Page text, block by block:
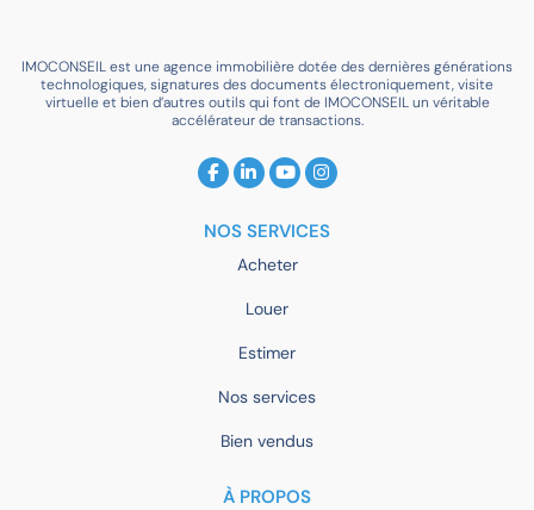
IMOCONSEIL est une agence immobilière dotée des dernières générations
technologiques, signatures des documents électroniquement, visite
virtuelle et bien d’autres outils qui font de IMOCONSEIL un véritable
accélérateur de transactions.
NOS SERVICES
Acheter
Louer
Estimer
Nos services
Bien vendus
À PROPOS